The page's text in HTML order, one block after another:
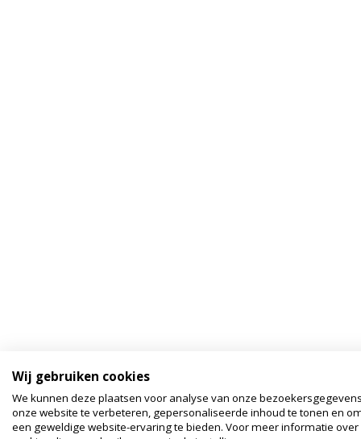
Wij gebruiken cookies
We kunnen deze plaatsen voor analyse van onze
onze website te verbeteren, gepersonaliseerde inhoud te tonen en
een geweldige website-ervaring te bieden. Voor meer informatie over